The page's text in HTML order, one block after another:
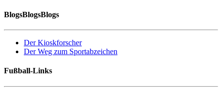
BlogsBlogsBlogs
Der Kioskforscher
Der Weg zum Sportabzeichen
Fußball-Links